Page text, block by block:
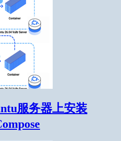
服务器上安装